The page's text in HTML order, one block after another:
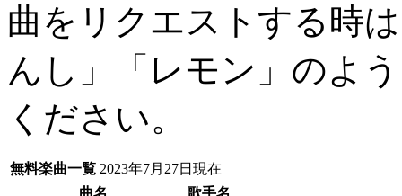
曲をリクエストする時
んし」「レモン」のよ
ください。
無料楽曲一覧 2023年7月27日現在
曲名
歌手名